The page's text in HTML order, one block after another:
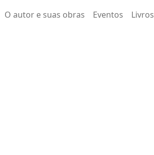
O autor e suas obras Eventos Livros